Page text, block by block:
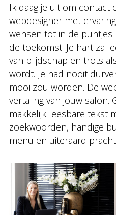
Ik daag je uit om
webdesigner met
wensen tot in de puntjes
de toekomst: Je hart zal
van blijdschap en trots
wordt. Je had nooit
mooi zou worden. De
vertaling van jouw salon.
makkelijk leesbare tekst
zoekwoorden, handige
menu en uiteraard